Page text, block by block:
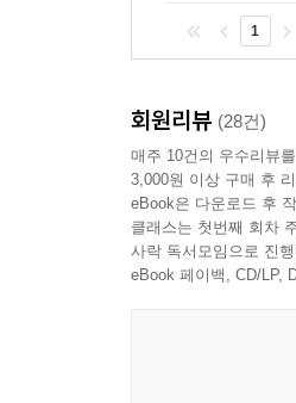
1
회원리뷰 (28건)
매주 10건의 우수리뷰
3,000원 이상 구매 후
eBook은 다운로드 후
클래스는 첫번째 회차
사락 독서모임으로 진
eBook 페이백, CD/LP,